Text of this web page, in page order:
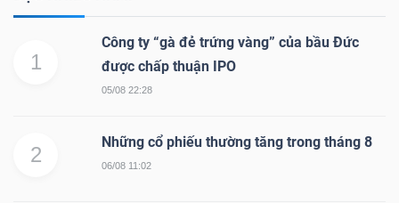
1
Công ty “gà đẻ trứng vàng” của bầu Đức
được chấp thuận IPO
05/08 22:28
2
Những cổ phiếu thường tăng trong tháng 8
06/08 11:02